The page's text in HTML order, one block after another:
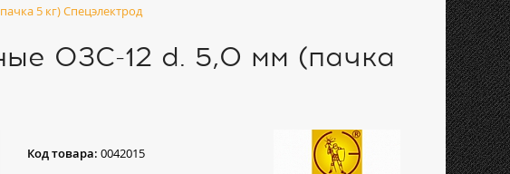
5 кг) Спецэлектрод
ОЗС-12 d. 5,0 мм (пачка
Код товара: 0042015